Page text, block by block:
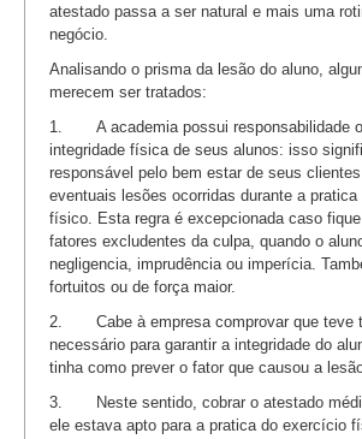
atestado passa a ser natural e mais uma
negócio.
Analisando o prisma da lesão do aluno,
merecem ser tratados:
1. A academia possui responsabilidade
integridade física de seus alunos: isso
responsável pelo bem estar de seus
eventuais lesões ocorridas durante a
físico. Esta regra é excepcionada caso
fatores excludentes da culpa, quando o
negligencia, imprudência ou imperícia.
fortuitos ou de força maior.
2. Cabe à empresa comprovar que teve
necessário para garantir a integridade do
tinha como prever o fator que causou a
3. Neste sentido, cobrar o atestado
ele estava apto para a pratica do exercício